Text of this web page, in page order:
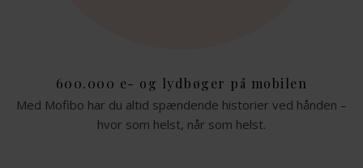
600.000 e- og lydbøger på mobilen
Med Mofibo har du altid spændende historier ved hånden –
hvor som helst, når som helst.